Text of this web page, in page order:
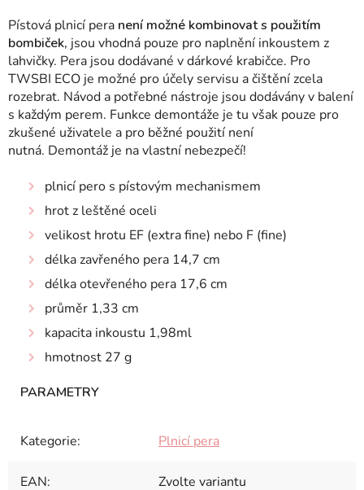
Pístová plnicí pera není možné kombinovat s použitím
bombiček, jsou vhodná pouze pro naplnění inkoustem z
lahvičky. Pera jsou dodávané v dárkové krabičce. Pro
TWSBI ECO je možné pro účely servisu a čištění zcela
rozebrat. Návod a potřebné nástroje jsou dodávány v balení
s každým perem. Funkce demontáže je tu však pouze pro
zkušené uživatele a pro běžné použití není
nutná. Demontáž je na vlastní nebezpečí!
plnicí pero s pístovým mechanismem
hrot z leštěné oceli
velikost hrotu EF (extra fine) nebo F (fine)
délka zavřeného pera 14,7 cm
délka otevřeného pera 17,6 cm
průměr 1,33 cm
kapacita inkoustu 1,98ml
hmotnost 27 g
Kategorie: Plnicí pera
EAN: Zvolte variantu